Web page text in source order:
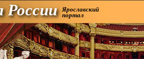
России Ярославский
портал